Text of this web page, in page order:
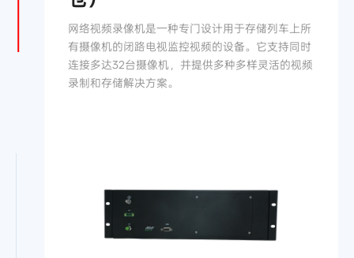
网络视频录像机是一种专门设计用于存储列车上所
有摄像机的闭路电视监控视频的设备。它支持同时
连接多达32台摄像机，并提供多种多样灵活的视频
录制和存储解决方案。